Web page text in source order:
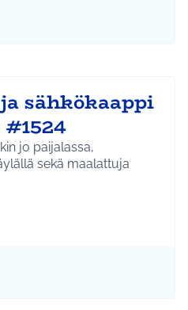
sähkökaappi
jo paijalassa,
sekä maalattuja
Hyrylä
mukaan: Ympäristö